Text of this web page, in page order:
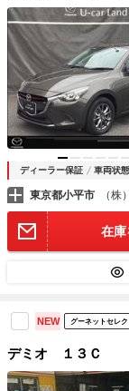
イト １５インチア
ウンシート ＣＤ
ー（保証外） Ｂ
ディーラー保証 車両状
東京都小平市 （
在庫
NEW グーネットセレク
デミオ １３Ｃ